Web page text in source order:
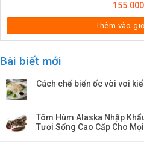
155.000
Thêm vào
Bài biết mới
Cách chế biến ốc vòi voi
Tôm Hùm Alaska Nhập
Tươi Sống Cao Cấp Cho